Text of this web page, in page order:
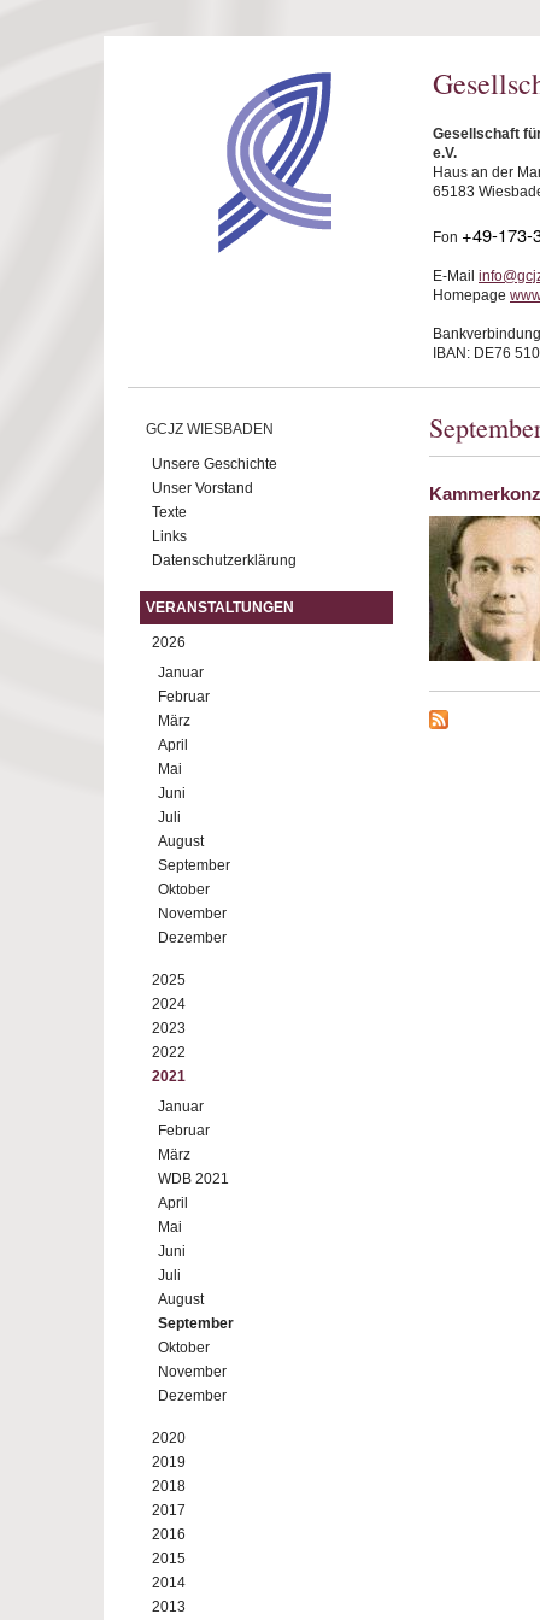
Gesellschaft
e.V.
Haus an der
65183
Fon +49-173-
E-Mail
Homepage
IBAN: DE76
GCJZ WIESBADEN
Unsere Geschichte
Unser Vorstand
Texte
Links
Datenschutzerklärung
VERANSTALTUNGEN
2026
Januar
Februar
März
April
Mai
Juni
Juli
August
September
Oktober
November
Dezember
2025
2024
2023
2022
2021
Januar
Februar
März
WDB 2021
April
Mai
Juni
Juli
August
September
Oktober
November
Dezember
2020
2019
2018
2017
2016
2015
2014
2013